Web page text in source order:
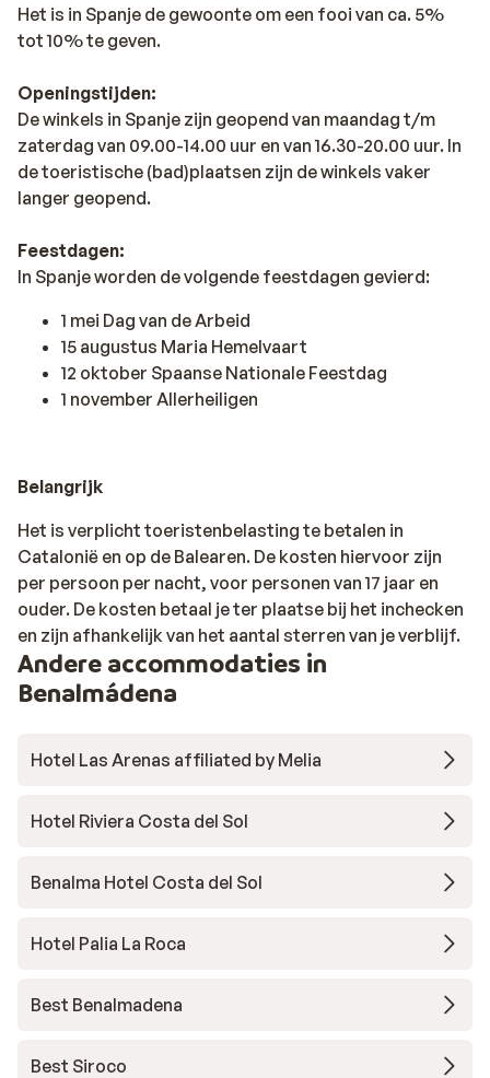
Het is in Spanje de gewoonte om een fooi van ca. 5%
tot 10% te geven.
Openingstijden:
De winkels in Spanje zijn geopend van maandag t/m
zaterdag van 09.00-14.00 uur en van 16.30-20.00 uur. In
de toeristische (bad)plaatsen zijn de winkels vaker
langer geopend.
Feestdagen:
In Spanje worden de volgende feestdagen gevierd:
1 mei Dag van de Arbeid
15 augustus Maria Hemelvaart
12 oktober Spaanse Nationale Feestdag
1 november Allerheiligen
Belangrijk
Het is verplicht toeristenbelasting te betalen in
Catalonië en op de Balearen. De kosten hiervoor zijn
per persoon per nacht, voor personen van 17 jaar en
ouder. De kosten betaal je ter plaatse bij het inchecken
en zijn afhankelijk van het aantal sterren van je verblijf.
Andere accommodaties in
Benalmádena
Hotel Las Arenas affiliated by Melia
Hotel Riviera Costa del Sol
Benalma Hotel Costa del Sol
Hotel Palia La Roca
Best Benalmadena
Best Siroco